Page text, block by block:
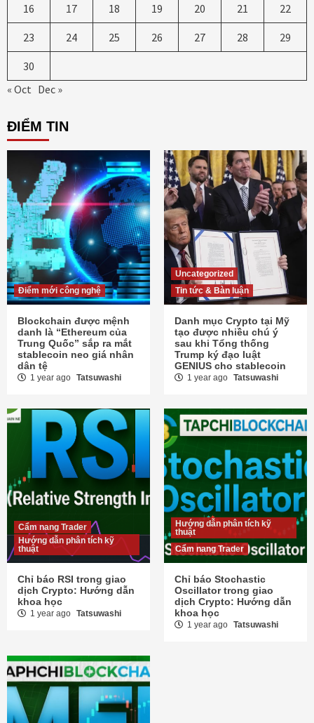
16 17 18 19 20 21 22
23 24 25 26 27 28 29
30
« Oct Dec »
ĐIỂM TIN
Điểm mới công nghệ
Blockchain được mệnh
danh là “Ethereum của
Trung Quốc” sắp ra mắt
stablecoin neo giá nhân
dân tệ
1 year ago Tatsuwashi
Uncategorized
Tin tức & Bàn luận
Danh mục Crypto tại Mỹ
tạo được nhiều chú ý
sau khi Tổng thống
Trump ký đạo luật
GENIUS cho stablecoin
1 year ago Tatsuwashi
Cẩm nang Trader
Hướng dẫn phân tích kỹ
thuật
Chỉ báo RSI trong giao
dịch Crypto: Hướng dẫn
khoa học
1 year ago Tatsuwashi
Hướng dẫn phân tích kỹ
thuật
Cẩm nang Trader
Chỉ báo Stochastic
Oscillator trong giao
dịch Crypto: Hướng dẫn
khoa học
1 year ago Tatsuwashi